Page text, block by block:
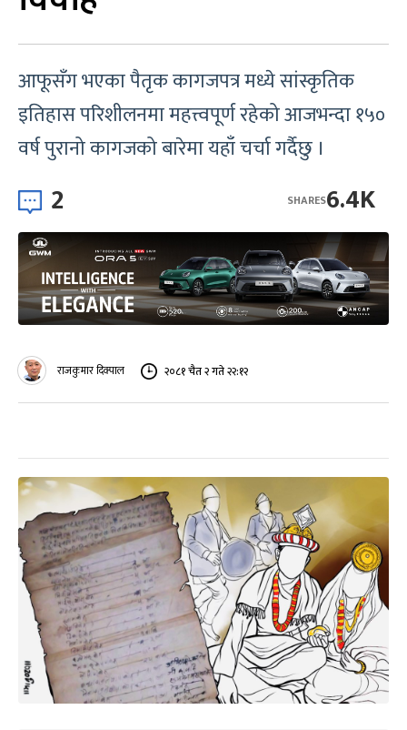
आफूसँग भएका पैतृक कागजपत्र मध्ये सांस्कृतिक
इतिहास परिशीलनमा महत्त्वपूर्ण रहेको आजभन्दा १५०
वर्ष पुरानो कागजको बारेमा यहाँ चर्चा गर्दैछु ।
2 6.4K
SHARES
राजकुमार दिक्पाल २०८१ चैत २ गते २२:१२